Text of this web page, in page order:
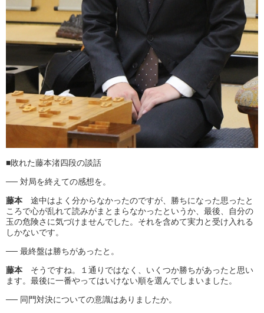
■敗れた藤本渚四段の談話
── 対局を終えての感想を。
藤本 途中はよく分からなかったのですが、勝ちになった思ったと
ころで心が乱れて読みがまとまらなかったというか、最後、自分の
玉の危険さに気づけませんでした。それを含めて実力と受け入れる
しかないです。
── 最終盤は勝ちがあったと。
藤本 そうですね。１通りではなく、いくつか勝ちがあったと思い
ます。最後に一番やってはいけない順を選んでしまいました。
── 同門対決についての意識はありましたか。